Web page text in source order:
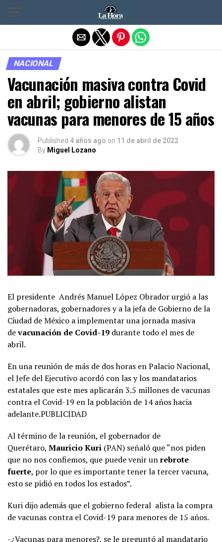
NACIONAL
Vacunación masiva contra Covid
en abril; gobierno alistan
vacunas para menores de 15 años
Published 4 años ago on 11 de abril de 2022
By Miguel Lozano
El presidente Andrés Manuel López Obradorurgió a las
gobernadoras, gobernadores y a la jefa de Gobierno de la
Ciudad de México a implementar una jornada masiva
devacunación de Covid-19 durante todo el mes de
abril.
En una reunión de más de dos horas en Palacio Nacional,
el Jefe del Ejecutivo acordó con las y los mandatarios
estatales que este mes aplicarán 3.5 millones de vacunas
contra el Covid-19 en la población de 14 años hacia
adelante.PUBLICIDAD
Al término de la reunión, el gobernador de
Querétaro, Mauricio Kuri (PAN) señaló que “nos piden
que no nos confiemos, que puede venir unrebrote
fuerte, por lo que es importante tener la tercer vacuna,
esto se pidió en todos los estados”.
Kuri dijo además que el gobierno federal alista la compra
de vacunas contra el Covid-19 para menores de 15 años.
-¿Vacunas para menores?, se le preguntó al mandatario
Salir de la versión móvil